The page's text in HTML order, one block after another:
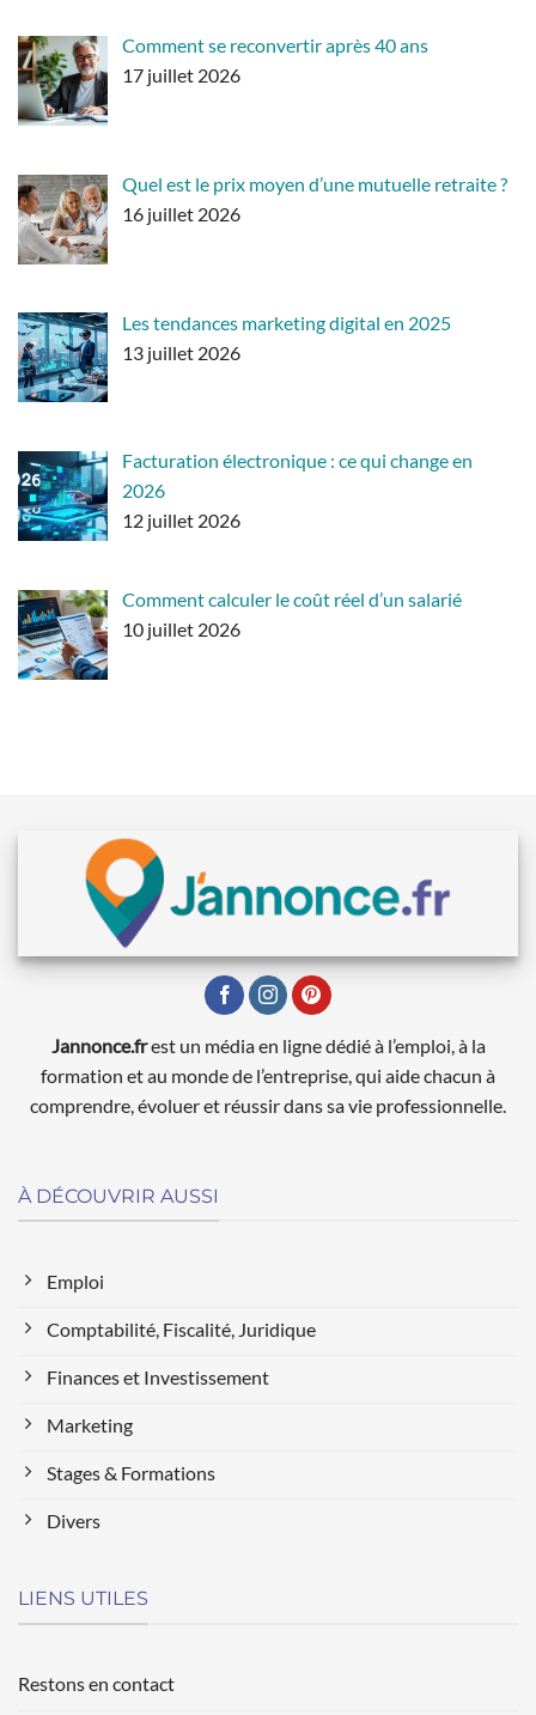
Comment se reconvertir après 40 ans
17 juillet 2026
Quel est le prix moyen d’une mutuelle retraite ?
16 juillet 2026
Les tendances marketing digital en 2025
13 juillet 2026
Facturation électronique : ce qui change en
2026
12 juillet 2026
Comment calculer le coût réel d’un salarié
10 juillet 2026
Jannonce.frest un média en ligne dédié à l’emploi, à la
formation et au monde de l’entreprise, qui aide chacun à
comprendre, évoluer et réussir dans sa vie professionnelle.
À DÉCOUVRIR AUSSI
Emploi
Comptabilité, Fiscalité, Juridique
Finances et Investissement
Marketing
Stages & Formations
Divers
LIENS UTILES
Restons en contact